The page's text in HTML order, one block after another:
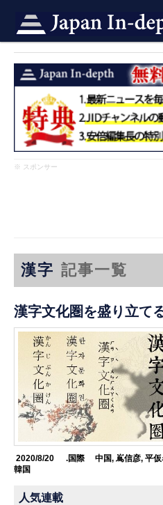
※ スポンサー
漢字 記事一覧
漢字文化圏を盛り立て
2020/8/20 .国際 中国, 嶌信彦, 平仮
韓国
人気連載